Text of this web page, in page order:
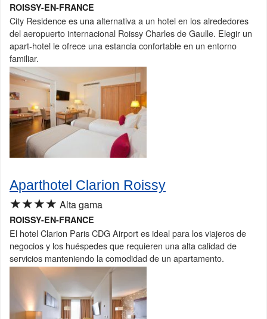
ROISSY-EN-FRANCE
City Residence es una alternativa a un hotel en los alrededores
del aeropuerto internacional Roissy Charles de Gaulle. Elegir un
apart-hotel le ofrece una estancia confortable en un entorno
familiar.
Aparthotel Clarion Roissy
★★★★ Alta gama
ROISSY-EN-FRANCE
El hotel Clarion Paris CDG Airport es ideal para los viajeros de
negocios y los huéspedes que requieren una alta calidad de
servicios manteniendo la comodidad de un apartamento.